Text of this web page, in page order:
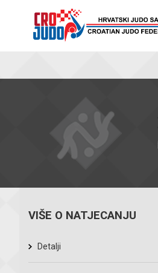
VIŠE O NATJECANJU
Detalji